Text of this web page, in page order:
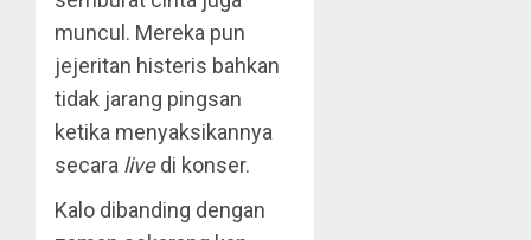
muncul. Mereka pun
jejeritan histeris bahkan
tidak jarang pingsan
ketika menyaksikannya
secara livedi konser.
Kalo dibanding dengan